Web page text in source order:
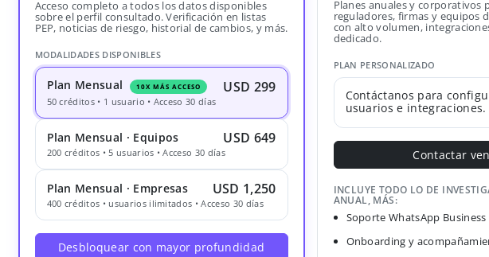
Acceso completo a todos los datos disponibles
sobre el perfil consultado. Verificación en listas
PEP, noticias de riesgo, historial de cambios, y más.
MODALIDADES DISPONIBLES
Plan Mensual 10X MÁS ACCESO USD 299
50 créditos • 1 usuario • Acceso 30 días
Plan Mensual · Equipos USD 649
200 créditos • 5 usuarios • Acceso 30 días
Plan Mensual · Empresas USD 1,250
400 créditos • usuarios ilimitados • Acceso 30 días
Desbloquear con mayor profundidad
Planes anuales y corporativos
reguladores, firmas y equipos
con alto volumen,
dedicado.
PLAN PERSONALIZADO
Contáctanos para
usuarios e integraciones.
Contactar
INCLUYE TODO LO DE
ANUAL, MÁS:
Soporte WhatsApp Business
Onboarding y